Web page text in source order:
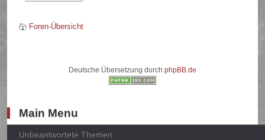
Foren-Übersicht
Deutsche Übersetzung durch phpBB.de
Main Menu
Unbeantwortete Themen